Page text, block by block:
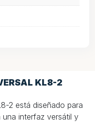
KL8-2
2 está diseñado para
interfaz versátil y